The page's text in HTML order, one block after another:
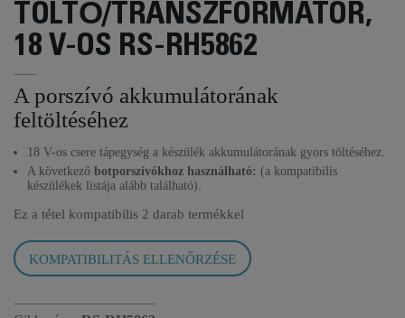
TÖLTŐ/TRANSZFORMÁTOR,
18 V-OS RS-RH5862
A porszívó akkumulátorának
feltöltéséhez
18 V-os csere tápegység a készülék akkumulátorának gyors töltéséhez.
A következő botporszívókhoz használható: (a kompatibilis
készülékek listája alább található).
Ez a tétel kompatibilis 2 darab termékkel
KOMPATIBILITÁS ELLENŐRZÉSE